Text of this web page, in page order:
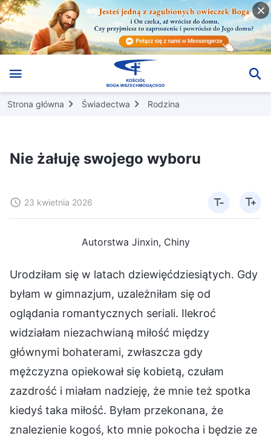
Strona główna Świadectwa Rodzina
Nie żałuję swojego wyboru
23 kwietnia 2026
Autorstwa Jinxin, Chiny
Urodziłam się w latach dziewięćdziesiątych. Gdy
byłam w gimnazjum, uzależniłam się od
oglądania romantycznych seriali. Ilekroć
widziałam niezachwianą miłość między
głównymi bohaterami, zwłaszcza gdy
mężczyzna opiekował się kobietą, czułam
zazdrość i miałam nadzieję, że mnie też spotka
kiedyś taka miłość. Byłam przekonana, że
znalezienie kogoś, kto mnie pokocha i będzie ze